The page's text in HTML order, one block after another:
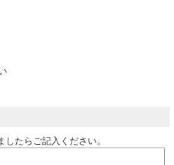
たらご記入ください。